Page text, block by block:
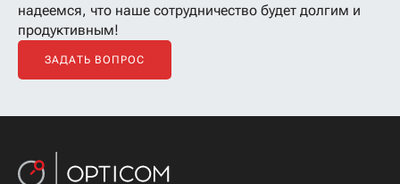
надеемся, что наше сотрудничество будет долгим и
продуктивным!
ЗАДАТЬ ВОПРОС